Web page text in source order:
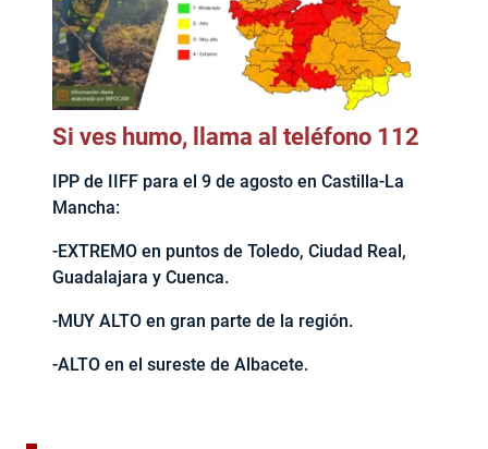
Si ves humo, llama al teléfono 112
IPP de IIFF para el 9 de agosto en Castilla-La
Mancha:
-EXTREMO en puntos de Toledo, Ciudad Real,
Guadalajara y Cuenca.
-MUY ALTO en gran parte de la región.
-ALTO en el sureste de Albacete.